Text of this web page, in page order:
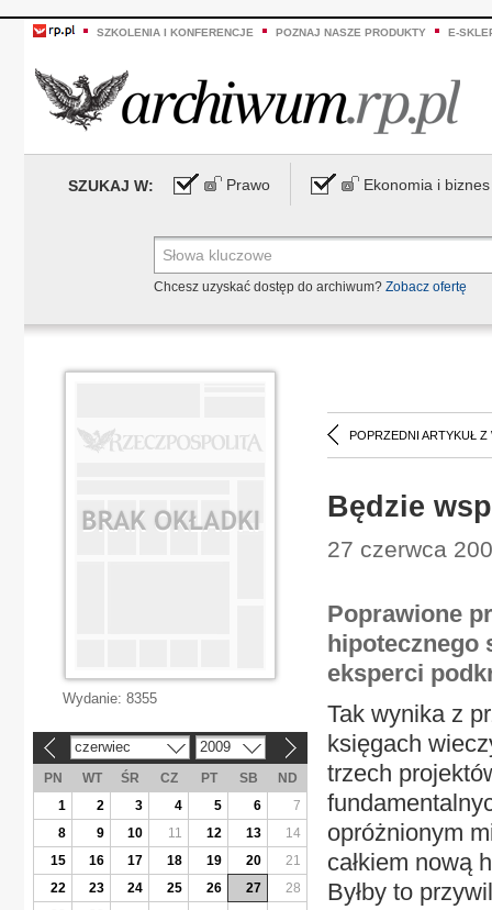
SZKOLENIA I KONFERENCJE POZNAJ NASZE PRODUKTY E-
SZUKAJ W: Prawo Ekonomia i biznes
Chcesz uzyskać dostęp do archiwum? Zobacz ofertę
POPRZEDNI ARTYKUŁ Z
Będzie
27 czerwca
Poprawione
hipotecznego
eksperci
Tak wynika z
księgach
trzech
opróżnionym
całkiem nową
Byłby to
Wydanie: 8355
czerwiec 2009
PN WT ŚR CZ PT SB
ND
1
2 3 4 5 6
7
8
9 10 11 12 13
14
15
16 17 18 19 20
21
22
23 24 25 26 27
28